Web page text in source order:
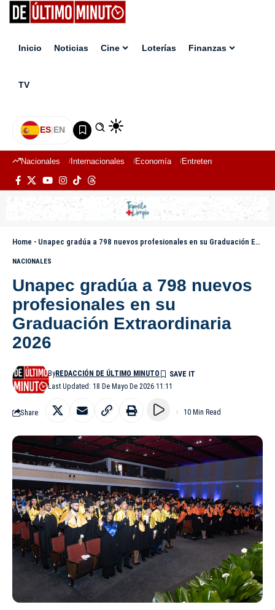
Inicio Noticias Cine Loterías Finanzas
TV
ES|EN
Nacionales Internacionales Economía Entretenimiento
Home - Unapec gradúa a 798 nuevos profesionales en su Graduación Extraordinaria 2026
NACIONALES
Unapec gradúa a 798 nuevos
profesionales en su
Graduación Extraordinaria
2026
Last Updated: 18 De Mayo De 2026 11:11
ByREDACCIÓN DE ÚLTIMO MINUTO
Share 10 Min Read